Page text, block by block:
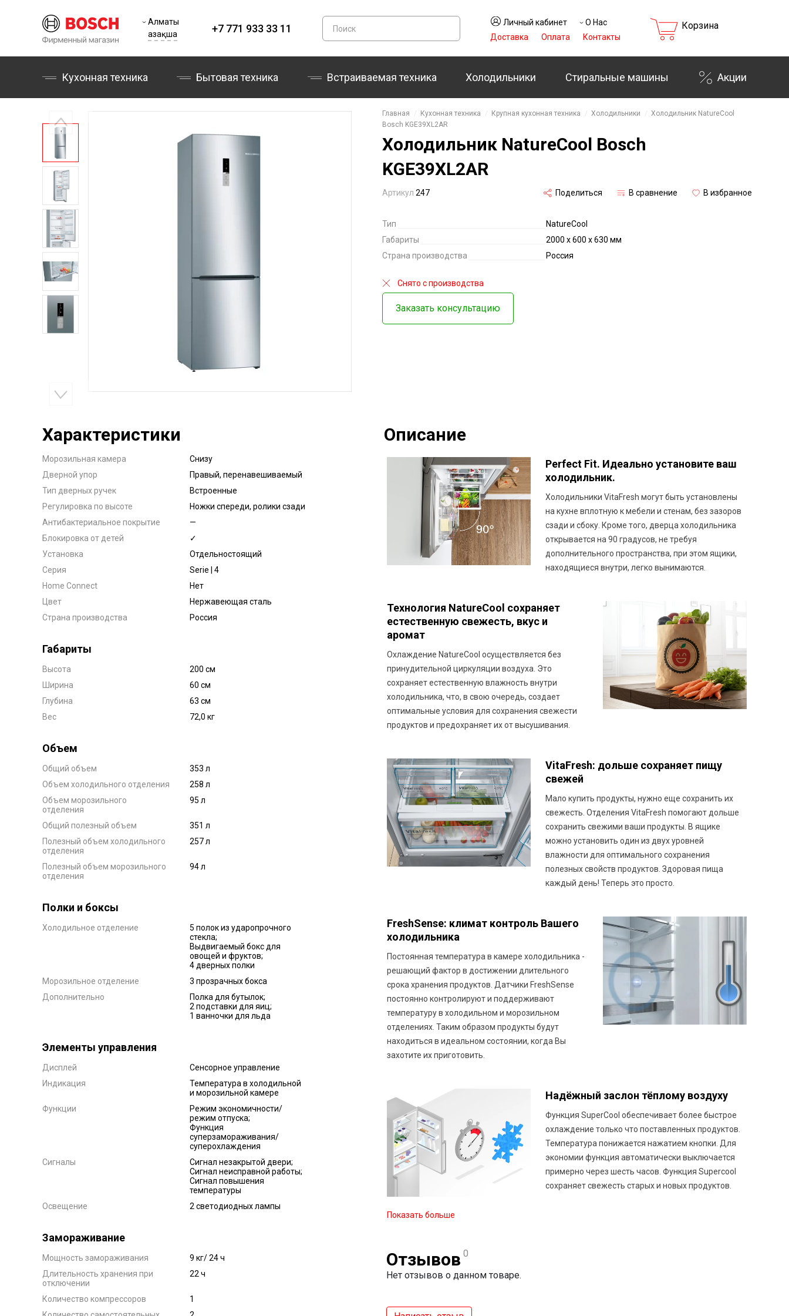
Алматы
Қазақша
+7 771 933 33 11
Личный кабинет
О Нас
Доставка
Оплата Контакты
Корзина
Кухонная техника Бытовая техника Холодильники Стиральные машины
Встраиваемая техника Акции
Главная Кухонная техника Крупная кухонная техника Холодильники
Холодильник NatureCool
Bosch KGE39XL2AR
Холодильник NatureCool Bosch
KGE39XL2AR
Артикул 247 Поделиться В сравнение В избранное
Тип
NatureCool
Габариты
2000 x 600 x 630 мм
Страна производства
Россия
Снято с производства
Заказать консультацию
Характеристики
Морозильная камера
Снизу
Дверной упор
Правый, перенавешиваемый
Тип дверных ручек
Встроенные
Регулировка по высоте
Ножки спереди, ролики сзади
Антибактериальное покрытие
—
Блокировка от детей
✓
Установка
Отдельностоящий
Серия
Serie | 4
Home Connect
Нет
Цвет
Нержавеющая сталь
Страна производства
Россия
Габариты
Высота
200 см
Ширина
60 см
Глубина
63 см
Вес
72,0 кг
Объем
Общий объем
353 л
Объем холодильного отделения
258 л
Объем морозильного
отделения
95 л
Общий полезный объем
351 л
Полезный объем холодильного
отделения
257 л
Полезный объем морозильного
отделения
94 л
Полки и боксы
Холодильное отделение
5 полок из ударопрочного
стекла;
Выдвигаемый бокс для
овощей и фруктов;
4 дверных полки
Морозильное отделение
3 прозрачных бокса
Дополнительно
Полка для бутылок;
2 подставки для яиц;
1 ванночки для льда
Элементы управления
Дисплей
Сенсорное управление
Индикация
Температура в холодильной
и морозильной камере
Функции
Режим экономичности/
режим отпуска;
Функция
суперзамораживания/
суперохлаждения
Сигналы
Сигнал незакрытой двери;
Сигнал неисправной работы;
Сигнал повышения
температуры
Освещение
2 cветодиодных лампы
Замораживание
Мощность замораживания
9 кг/ 24 ч
Длительность хранения при
отключении
22 ч
Количество компрессоров
1
Описание
Perfect Fit. Идеально установите ваш
холодильник.
Холодильники VitaFresh могут быть установлены
на кухне вплотную к мебели и стенам, без зазоров
сзади и сбоку. Кроме того, дверца холодильника
открывается на 90 градусов, не требуя
дополнительного пространства, при этом ящики,
находящиеся внутри, легко вынимаются.
Технология NatureCool сохраняет
естественную свежесть, вкус и
аромат
Охлаждение NatureCool осуществляется без
принудительной циркуляции воздуха. Это
сохраняет естественную влажность внутри
холодильника, что, в свою очередь, создает
оптимальные условия для сохранения свежести
продуктов и предохраняет их от высушивания.
VitaFresh: дольше сохраняет пищу
свежей
Мало купить продукты, нужно еще сохранить их
свежесть. Отделения VitaFresh помогают дольше
сохранить свежими ваши продукты. В ящике
можно установить один из двух уровней
влажности для оптимального сохранения
полезных свойств продуктов. Здоровая пища
каждый день! Теперь это просто.
FreshSense: климат контроль Вашего
холодильника
Постоянная температура в камере холодильника -
решающий фактор в достижении длительного
срока хранения продуктов. Датчики FreshSense
постоянно контролируют и поддерживают
температуру в холодильном и морозильном
отделениях. Таким образом продукты будут
находиться в идеальном состоянии, когда Вы
захотите их приготовить.
Надёжный заслон тёплому воздуху
Функция SuperCool обеспечивает более быстрое
охлаждение только что поставленных продуктов.
Температура понижается нажатием кнопки. Для
экономии функция автоматически выключается
примерно через шесть часов. Функция Supercool
сохраняет свежесть старых и новых продуктов.
Показать больше
Отзывов 0
Нет отзывов о данном товаре.